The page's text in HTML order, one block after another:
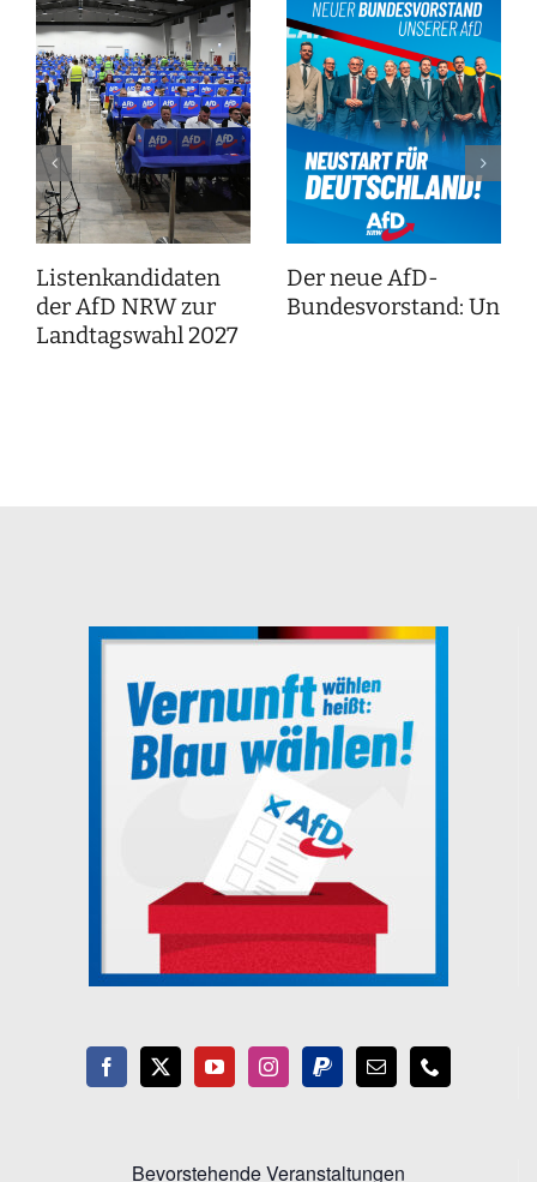
Listenkandidaten
der AfD NRW zur
Landtagswahl 2027
Der neue AfD-
Bundesvorstand:
Bevorstehende Veranstaltungen